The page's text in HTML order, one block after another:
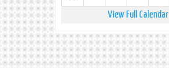
View Full Calendar